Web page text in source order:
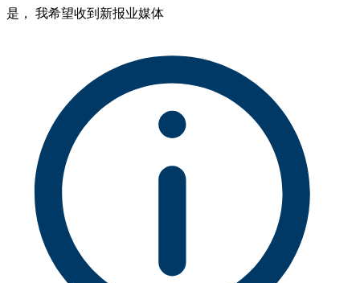
是， 我希望收到新报业媒体